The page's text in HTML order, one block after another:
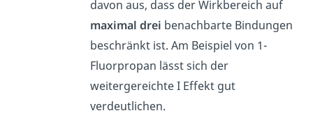
davon aus, dass der Wirkbereich auf
maximal drei benachbarte Bindungen
beschränkt ist. Am Beispiel von 1-
Fluorpropan lässt sich der
weitergereichte I Effekt gut
verdeutlichen.